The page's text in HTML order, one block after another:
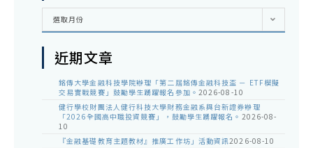
彙
選取月份
近期文章
銘傳大學金融科技學院辦理「第二屆銘傳金融科技盃 － ETF模擬
交易實戰競賽」鼓勵學生踴躍報名參加。 2026-08-10
健行學校財團法人健行科技大學財務金融系與台新證券辦理
「2026全國高中職投資競賽」，鼓勵學生踴躍報名。 2026-08-
10
『金融基礎教育主題教材』推廣工作坊」活動資訊2026-08-10